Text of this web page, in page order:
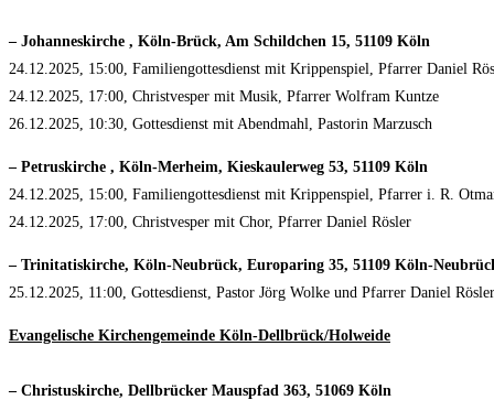
– Johanneskirche , Köln-Brück, Am Schildchen 15, 51109 Köln
24.12.2025, 15:00, Familiengottesdienst mit Krippenspiel, Pfarrer Daniel
24.12.2025, 17:00, Christvesper mit Musik, Pfarrer Wolfram Kuntze
26.12.2025, 10:30, Gottesdienst mit Abendmahl, Pastorin Marzusch
– Petruskirche , Köln-Merheim, Kieskaulerweg 53, 51109 Köln
24.12.2025, 15:00, Familiengottesdienst mit Krippenspiel, Pfarrer i. R.
24.12.2025, 17:00, Christvesper mit Chor, Pfarrer Daniel Rösler
– Trinitatiskirche, Köln-Neubrück, Europaring 35, 51109 Köln-
25.12.2025, 11:00, Gottesdienst, Pastor Jörg Wolke und Pfarrer Daniel Rösler
Evangelische Kirchengemeinde Köln-Dellbrück/Holweide
– Christuskirche, Dellbrücker Mauspfad 363, 51069 Köln